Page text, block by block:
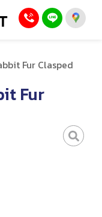
Fur Clasped
Fur